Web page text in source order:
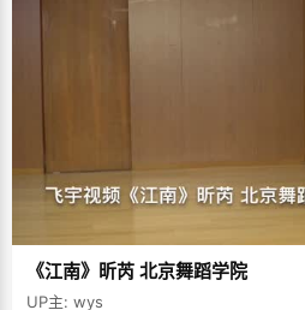
《江南》昕芮 北京舞蹈学院
UP主: wys